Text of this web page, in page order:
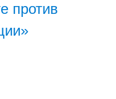
против